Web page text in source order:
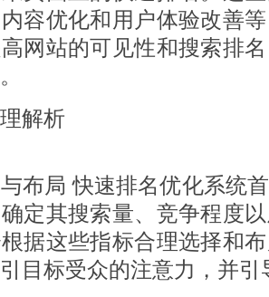
容优化和用户体验改善
网站的可见性和搜索排
解析
布局 快速排名优化系统
定其搜索量、竞争程度
据这些指标合理选择和
目标受众的注意力，并